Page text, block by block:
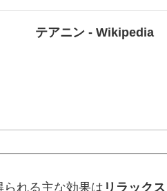
テアニン - Wikipedia
れる主な効果は リラックス